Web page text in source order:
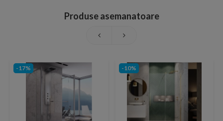
Produse asemanatoare
-17% -10%